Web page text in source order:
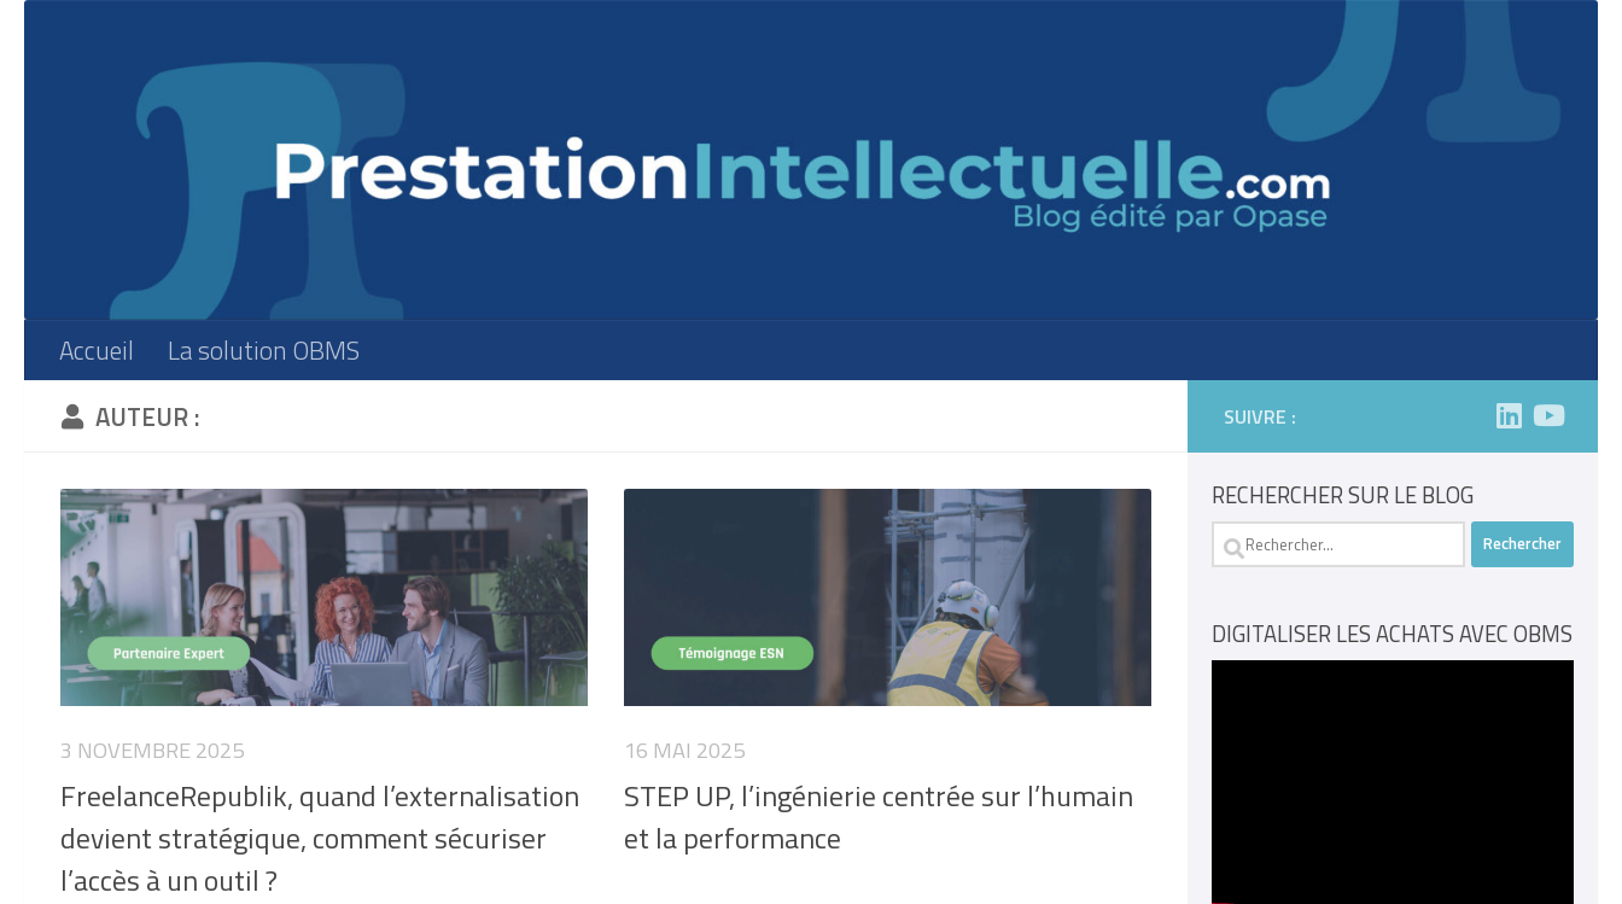
Accueil
La solution OBMS
AUTEUR :
3 NOVEMBRE 2025
FreelanceRepublik, quand l’externalisation
devient stratégique, comment sécuriser
l’accès à un outil ?
16 MAI 2025
STEP UP, l’ingénierie centrée sur l’humain
et la performance
SUIVRE :
RECHERCHER SUR LE BLOG
Rechercher :
DIGITALISER LES ACHATS AVEC OBMS